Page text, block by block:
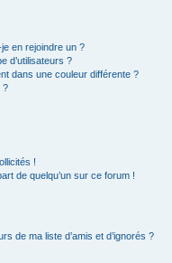
en rejoindre un ?
d’utilisateurs ?
dans une couleur différente ?
?
!
de quelqu’un sur ce forum !
de ma liste d’amis et d’ignorés ?